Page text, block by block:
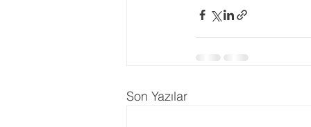
Ergenlik Danışmanlığı
Son Yazılar